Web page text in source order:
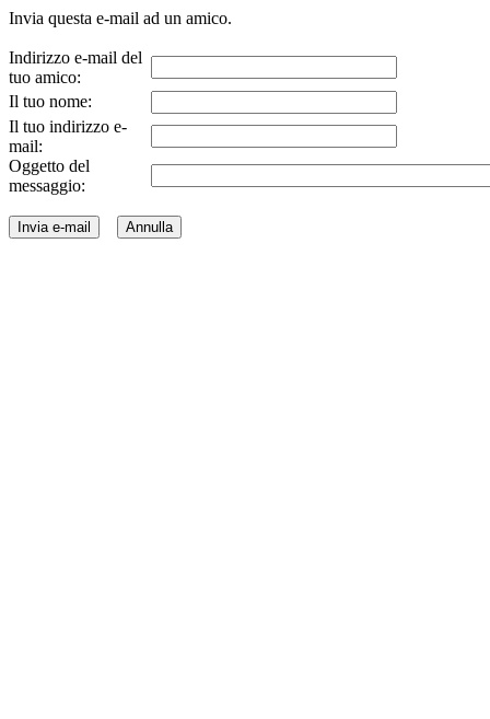
Invia questa e-mail ad un amico.
Indirizzo e-mail del
tuo amico:
Il tuo nome:
Il tuo indirizzo e-
mail:
Oggetto del
messaggio: